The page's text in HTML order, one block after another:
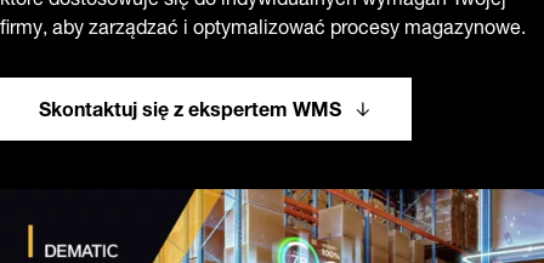
firmy, aby zarządzać i optymalizować procesy magazynowe.
Skontaktuj się z ekspertem WMS